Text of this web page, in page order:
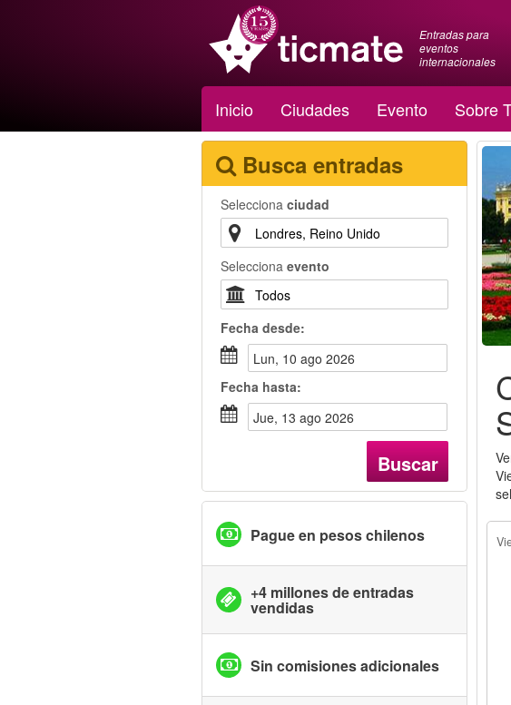
Entradas para
eventos
internacionales
Inicio Ciudades Evento Sobre
Busca entradas
Selecciona ciudad
Selecciona evento
Fecha desde:
lun, 10 ago 2026
Fecha hasta:
jue, 13 ago 2026
Buscar
Pague en pesos chilenos
+4 millones de entradas
vendidas
Sin comisiones adicionales